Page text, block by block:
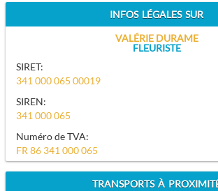
INFOS LÉGALES SUR
VALÉRIE DURAME
FLEURISTE
SIRET:
341 000 065 00019
SIREN:
341 000 065
Numéro de TVA:
FR 86 341 000 065
TRANSPORTS À